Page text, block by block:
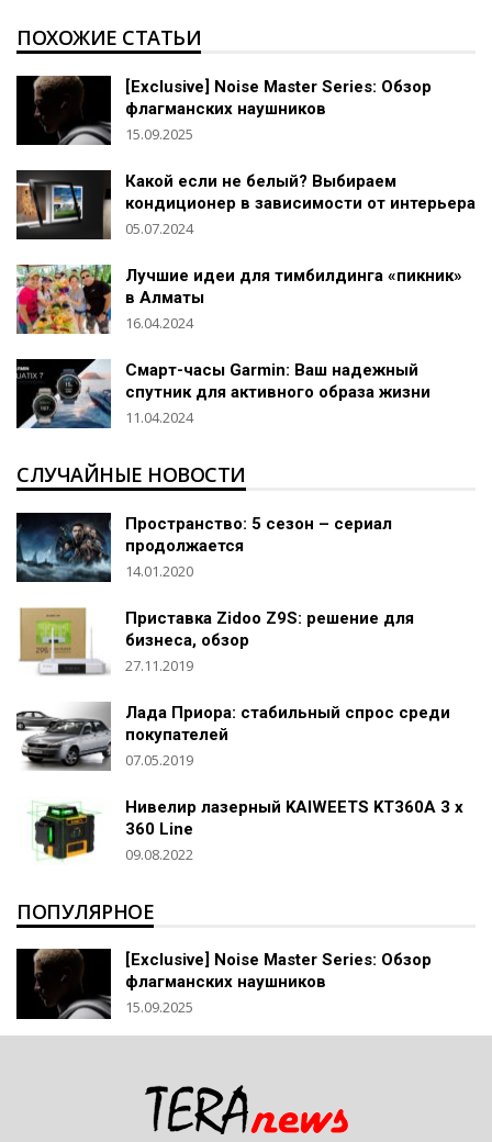
ПОХОЖИЕ СТАТЬИ
[Exclusive] Noise Master Series: Обзор
флагманских наушников
15.09.2025
Какой если не белый? Выбираем
кондиционер в зависимости от интерьера
05.07.2024
Лучшие идеи для тимбилдинга «пикник»
в Алматы
16.04.2024
Смарт-часы Garmin: Ваш надежный
спутник для активного образа жизни
11.04.2024
СЛУЧАЙНЫЕ НОВОСТИ
Пространство: 5 сезон – сериал
продолжается
14.01.2020
Приставка Zidoo Z9S: решение для
бизнеса, обзор
27.11.2019
Лада Приора: стабильный спрос среди
покупателей
07.05.2019
Нивелир лазерный KAIWEETS KT360A 3 x
360 Line
09.08.2022
ПОПУЛЯРНОЕ
[Exclusive] Noise Master Series: Обзор
флагманских наушников
15.09.2025